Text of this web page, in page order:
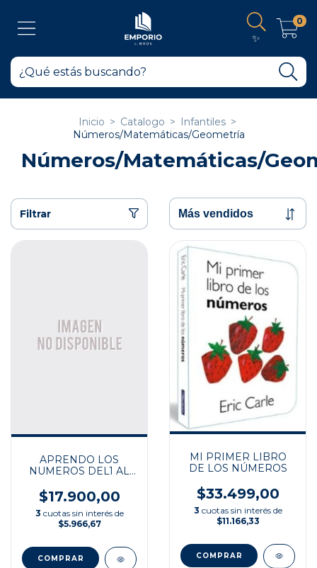
✨
0
Inicio > Catalogo > Infantiles >
Números/Matemáticas/Geometría
Números/Matemáticas/
Filtrar
APRENDO LOS
NUMEROS DEL1 AL
$17.900,00
3 cuotas sin interés de
$5.966,67
MI PRIMER LIBRO
DE LOS NÚMEROS
$33.499,00
3 cuotas sin interés de
$11.166,33